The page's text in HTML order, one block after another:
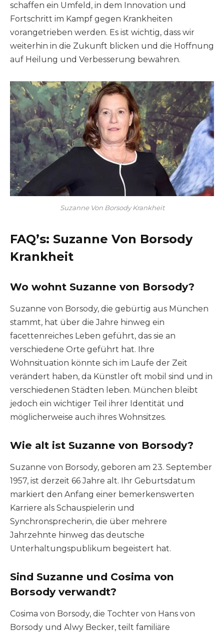
schaffen ein Umfeld, in dem Innovation und
Fortschritt im Kampf gegen Krankheiten
vorangetrieben werden. Es ist wichtig, dass wir
weiterhin in die Zukunft blicken und die Hoffnung
auf Heilung und Verbesserung bewahren.
Suzanne Von Borsody Krankheit
FAQ’s: Suzanne Von Borsody
Krankheit
Wo wohnt Suzanne von Borsody?
Suzanne von Borsody, die gebürtig aus München
stammt, hat über die Jahre hinweg ein
facettenreiches Leben geführt, das sie an
verschiedene Orte geführt hat. Ihre
Wohnsituation könnte sich im Laufe der Zeit
verändert haben, da Künstler oft mobil sind und in
verschiedenen Städten leben. München bleibt
jedoch ein wichtiger Teil ihrer Identität und
möglicherweise auch ihres Wohnsitzes.
Wie alt ist Suzanne von Borsody?
Suzanne von Borsody, geboren am 23. September
1957, ist derzeit 66 Jahre alt. Ihr Geburtsdatum
markiert den Anfang einer bemerkenswerten
Karriere als Schauspielerin und
Synchronsprecherin, die über mehrere
Jahrzehnte hinweg das deutsche
Unterhaltungspublikum begeistert hat.
Sind Suzanne und Cosima von
Borsody verwandt?
Cosima von Borsody, die Tochter von Hans von
Borsody und Alwy Becker, teilt familiäre